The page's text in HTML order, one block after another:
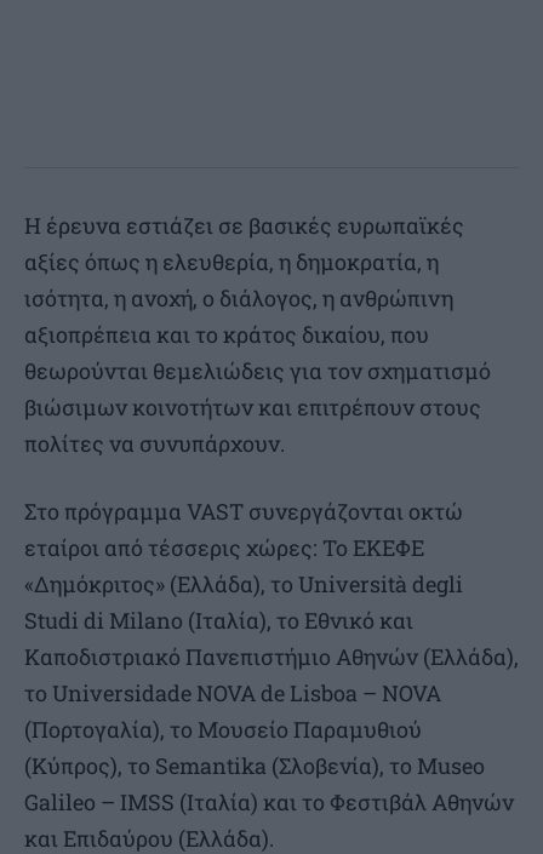
Η έρευνα εστιάζει σε βασικές ευρωπαϊκές
αξίες όπως η ελευθερία, η δημοκρατία, η
ισότητα, η ανοχή, ο διάλογος, η ανθρώπινη
αξιοπρέπεια και το κράτος δικαίου, που
θεωρούνται θεμελιώδεις για τον σχηματισμό
βιώσιμων κοινοτήτων και επιτρέπουν στους
πολίτες να συνυπάρχουν.
Στο πρόγραμμα VAST συνεργάζονται οκτώ
εταίροι από τέσσερις χώρες: Το ΕΚΕΦΕ
«Δημόκριτος» (Ελλάδα), το Università degli
Studi di Milano (Ιταλία), το Εθνικό και
Καποδιστριακό Πανεπιστήμιο Αθηνών (Ελλάδα),
το Universidade NOVA de Lisboa – NOVA
(Πορτογαλία), το Μουσείο Παραμυθιού
(Κύπρος), το Semantika (Σλοβενία), το Museo
Galileo – IMSS (Ιταλία) και το Φεστιβάλ Αθηνών
και Επιδαύρου (Ελλάδα).